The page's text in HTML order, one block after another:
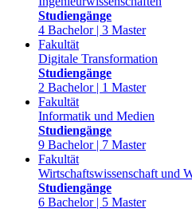
Studiengänge
4 Bachelor | 3 Master
Fakultät
Digitale Transformation
Studiengänge
2 Bachelor | 1 Master
Fakultät
Informatik und Medien
Studiengänge
9 Bachelor | 7 Master
Fakultät
Wirtschaftswissenschaft und
Studiengänge
6 Bachelor | 5 Master